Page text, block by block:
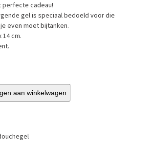
perfecte cadeau!
gel is speciaal bedoeld voor die
even moet bijtanken.
14 cm.
aan winkelwagen